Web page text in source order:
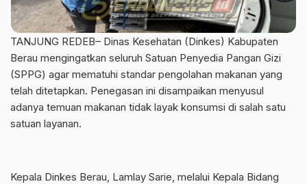
TANJUNG REDEB– Dinas Kesehatan (Dinkes) Kabupaten
Berau mengingatkan seluruh Satuan Penyedia Pangan Gizi
(SPPG) agar mematuhi standar pengolahan makanan yang
telah ditetapkan. Penegasan ini disampaikan menyusul
adanya temuan makanan tidak layak konsumsi di salah satu
satuan layanan.
Kepala Dinkes Berau, Lamlay Sarie, melalui Kepala Bidang